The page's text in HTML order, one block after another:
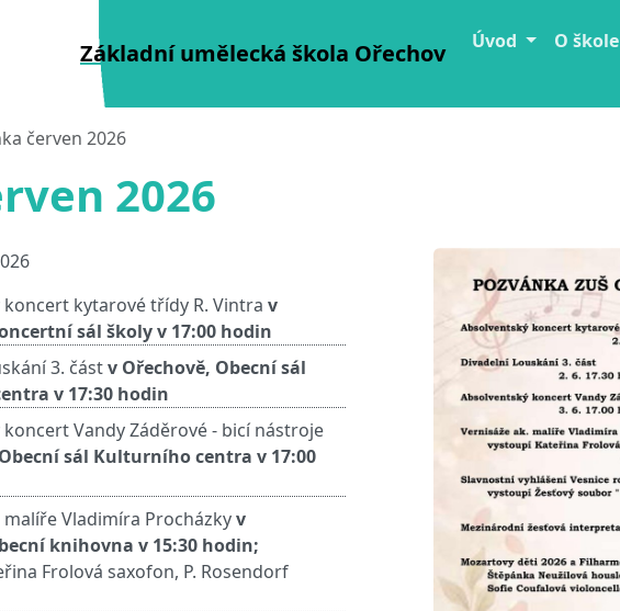
Základní umělecká škola Ořechov Úvod O škole
červen 2026
2026
kytarové třídy R. Vintra v
sál školy v 17:00 hodin
3. částv Ořechově, Obecní sál
v 17:30 hodin
Vandy Záděrové - bicí nástroje
sál Kulturního centra v 17:00
malíře Vladimíra Procházkyv
knihovna v 15:30 hodin;
Frolová saxofon, P. Rosendorf